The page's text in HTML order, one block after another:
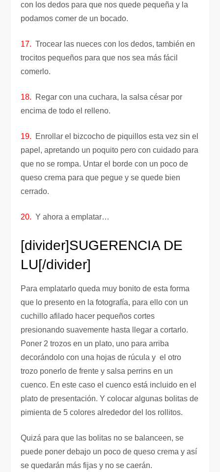
con los dedos para que nos quede pequeña y la
podamos comer de un bocado.
17. Trocear las nueces con los dedos, también en
trocitos pequeños para que nos sea más fácil
comerlo.
18. Regar con una cuchara, la salsa césar por
encima de todo el relleno.
19. Enrollar el bizcocho de piquillos esta vez sin el
papel, apretando un poquito pero con cuidado para
que no se rompa. Untar el borde con un poco de
queso crema para que pegue y se quede bien
cerrado.
20. Y ahora a emplatar…
[divider]SUGERENCIA DE
LU[/divider]
Para emplatarlo queda muy bonito de esta forma
que lo presento en la fotografía, para ello con un
cuchillo afilado hacer pequeños cortes
presionando suavemente hasta llegar a cortarlo.
Poner 2 trozos en un plato, uno para arriba
decorándolo con una hojas de rúcula y el otro
trozo ponerlo de frente y salsa perrins en un
cuenco. En este caso el cuenco está incluido en el
plato de presentación. Y colocar algunas bolitas de
pimienta de 5 colores alrededor del los rollitos.
Quizá para que las bolitas no se balanceen, se
puede poner debajo un poco de queso crema y así
se quedarán más fijas y no se caerán.